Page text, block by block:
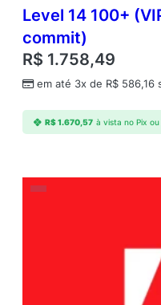
Level 14 100+
commit)
R$ 1.758,49
em até 3x de R$ 586,16
R$1.670,57 à vista no Pix